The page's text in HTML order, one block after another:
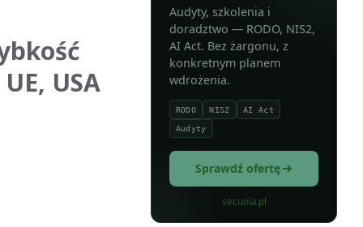
USA
Audyty, szkolenia i
doradztwo — RODO, NIS2,
AI Act. Bez żargonu, z
konkretnym planem
wdrożenia.
RODO NIS2
AI Act
Audyty
Sprawdź ofertę
secuoia.pl